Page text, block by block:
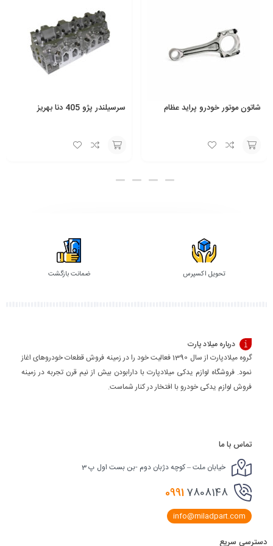
شاتون موتور خودرو پراید عظام سرسیلندر پژو 405 دنا بهریز
گزینه
تحویل اکسپرس ضمانت بازگشت
درباره میلاد پارت
گروه میلادپارت از سال 1390 فعالیت خود را در زمینه فروش قطعات خودروهای اغاز
نمود. فروشگاه لوازم یدکی میلادپارت با دارابودن بیش از نیم قرن تجربه در زمینه
فروش لوازم یدکی خودرو با افتخار در کنار شماست.
تماس با ما
خیابان ملت – کوچه دژبان دوم -بن بست اول پ 3
09917808148
info@miladpart.com
دسترسی سریع